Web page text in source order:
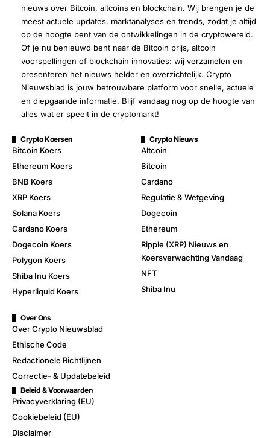
nieuws over Bitcoin, altcoins en blockchain. Wij brengen je de
meest actuele updates, marktanalyses en trends, zodat je altijd
op de hoogte bent van de ontwikkelingen in de cryptowereld.
Of je nu benieuwd bent naar de Bitcoin prijs, altcoin
voorspellingen of blockchain innovaties: wij verzamelen en
presenteren het nieuws helder en overzichtelijk. Crypto
Nieuwsblad is jouw betrouwbare platform voor snelle, actuele
en diepgaande informatie. Blijf vandaag nog op de hoogte van
alles wat er speelt in de cryptomarkt!
Crypto Koersen
Bitcoin Koers
Ethereum Koers
BNB Koers
XRP Koers
Solana Koers
Cardano Koers
Dogecoin Koers
Polygon Koers
Shiba Inu Koers
Hyperliquid Koers
Crypto Nieuws
Altcoin
Bitcoin
Cardano
Regulatie & Wetgeving
Dogecoin
Ethereum
Ripple (XRP) Nieuws en
Koersverwachting Vandaag
NFT
Shiba Inu
Over Ons
Over Crypto Nieuwsblad
Ethische Code
Redactionele Richtlijnen
Correctie- & Updatebeleid
Beleid & Voorwaarden
Privacyverklaring (EU)
Cookiebeleid (EU)
Disclaimer